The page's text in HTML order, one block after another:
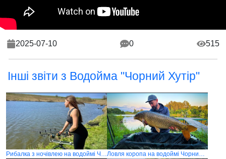
2025-07-10 0 515
Інші звіти з Водойма "Чорний Хутір"
Рибалка з ночівлею на водоймі Чорний хутір Ловля коропа на водоймі Чорний хутір